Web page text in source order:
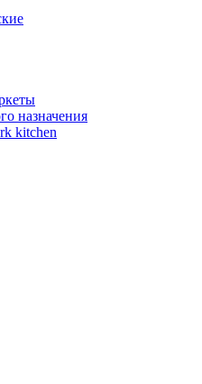
назначения
kitchen